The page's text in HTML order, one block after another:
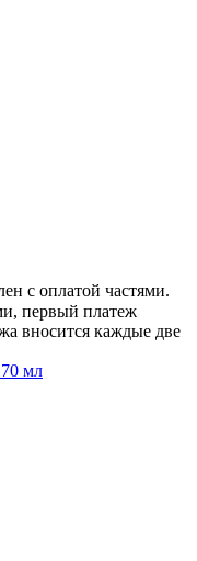
с оплатой частями.
первый платеж
вносится каждые две
мл